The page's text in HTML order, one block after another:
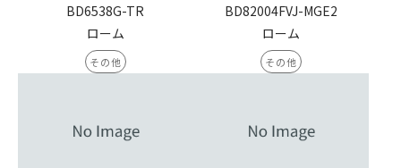
BD6538G-TR
ローム
その他
BD82004FVJ-MGE2
ローム
その他